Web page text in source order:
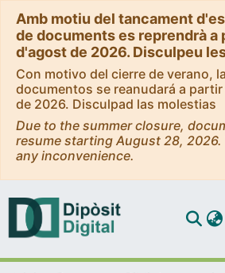
Amb motiu del tancament
de documents es reprendrà a
d'agost de 2026. Disculpeu
Con motivo del cierre de verano,
documentos se reanudará a
de 2026. Disculpad las molestias
Due to the summer closure,
resume starting August 28, 2026.
any inconvenience.